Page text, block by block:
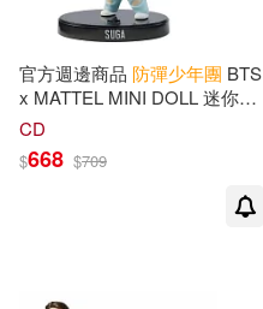
價格
官方週邊商品 防彈少年團 BTS
x MATTEL MINI DOLL 迷你公
仔 (美國進口) SUGA
CD
$668 $709